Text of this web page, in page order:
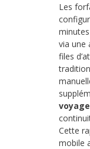
Les
minutes
via une
files
Cette
mobile